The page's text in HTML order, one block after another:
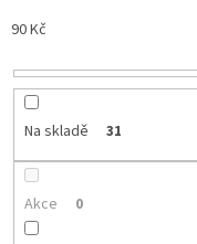
o
u
ů
90Kč
Na skladě 31
Akce 0